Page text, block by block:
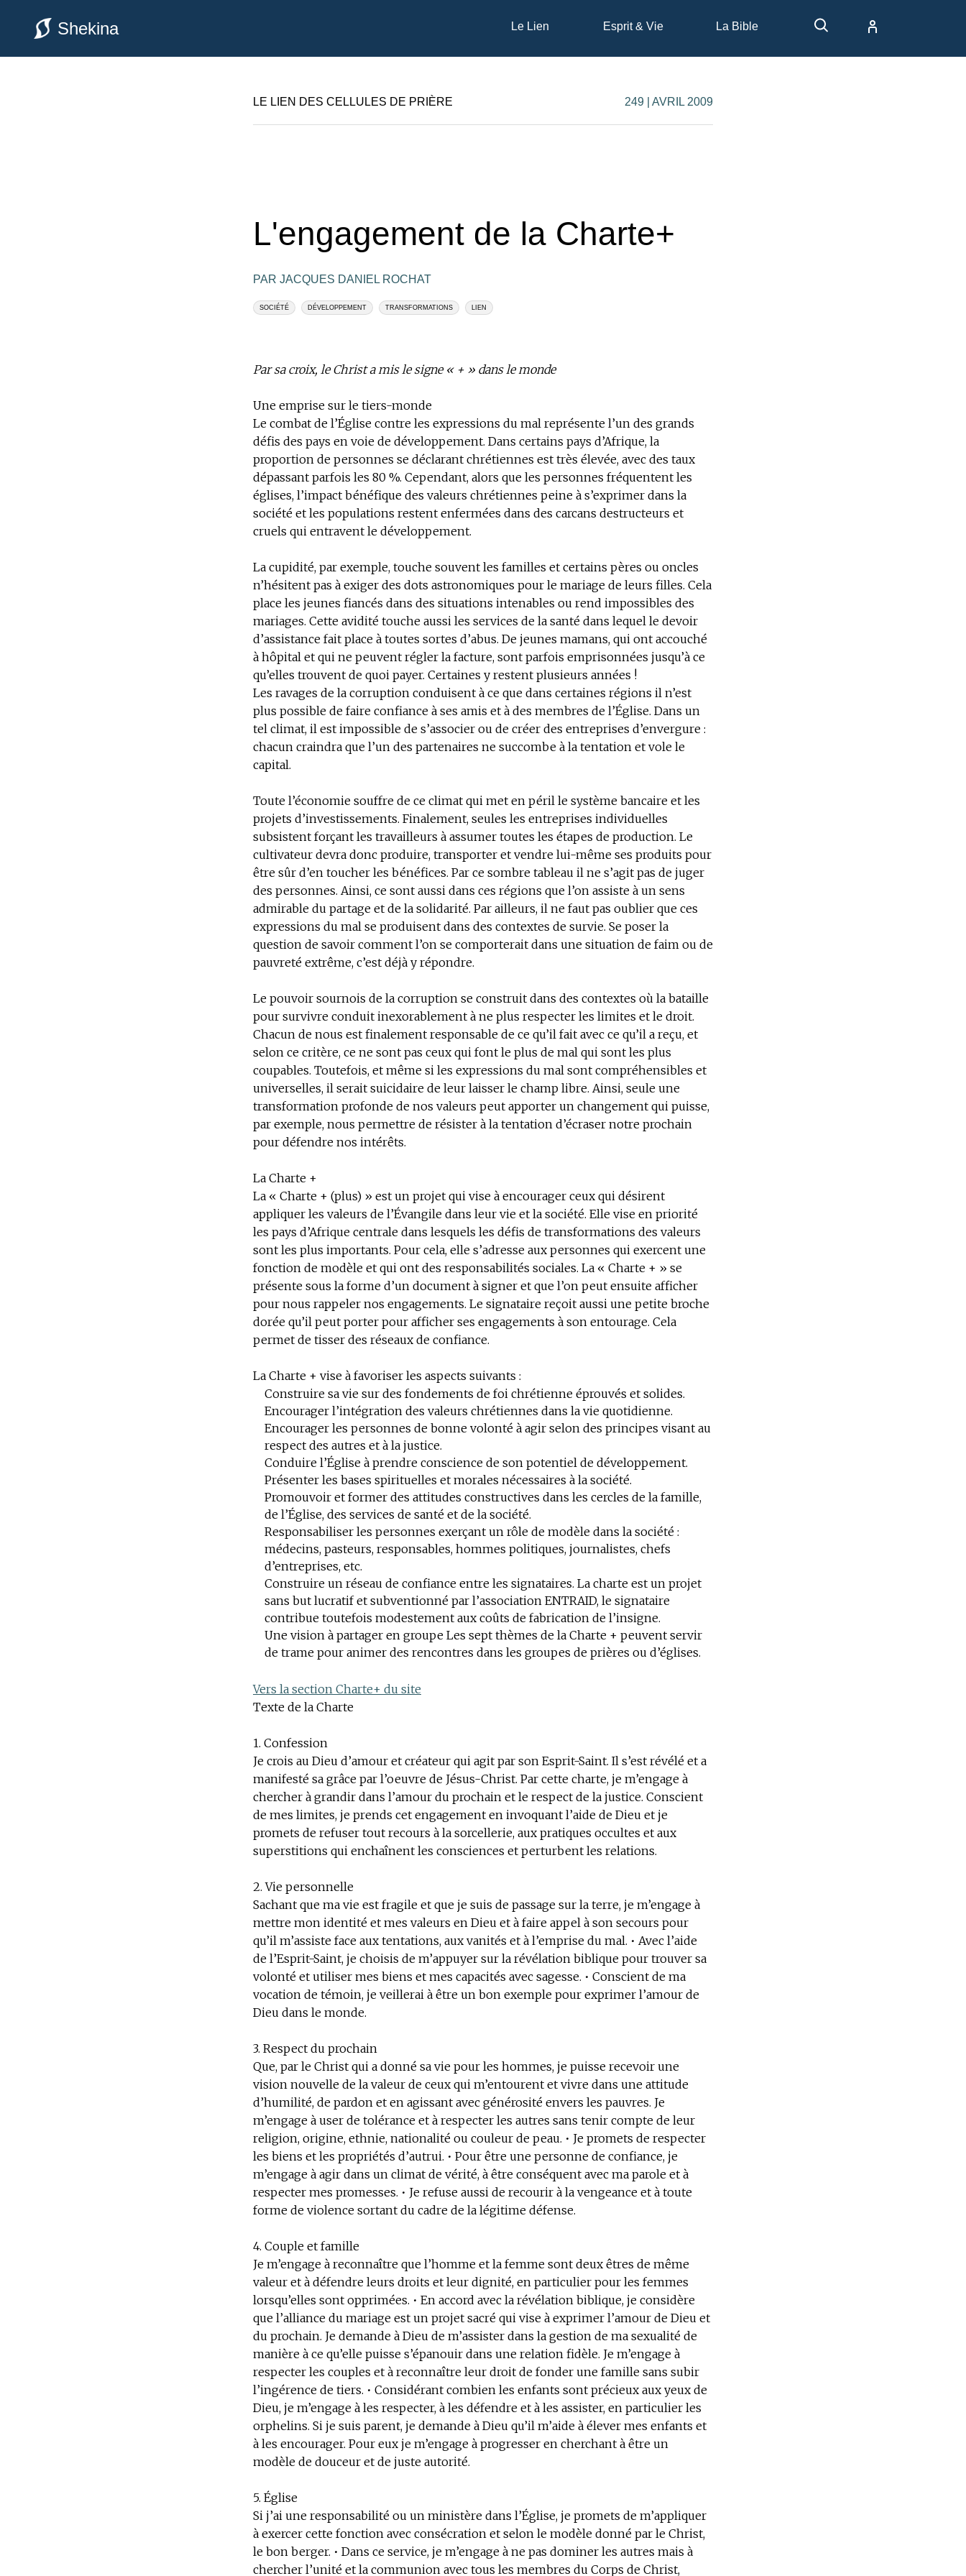
Shekina Le Lien Esprit & Vie La Bible
LE LIEN DES CELLULES DE PRIÈRE 249 | AVRIL 2009
L'engagement de la Charte+
PAR JACQUES DANIEL ROCHAT
SOCIÉTÉ DÉVELOPPEMENT TRANSFORMATIONS LIEN
Par sa croix, le Christ a mis le signe « + » dans le monde
Une emprise sur le tiers-monde
Le combat de l’Église contre les expressions du mal représente l’un des grands
défis des pays en voie de développement. Dans certains pays d’Afrique, la
proportion de personnes se déclarant chrétiennes est très élevée, avec des taux
dépassant parfois les 80 %. Cependant, alors que les personnes fréquentent les
églises, l’impact bénéfique des valeurs chrétiennes peine à s’exprimer dans la
société et les populations restent enfermées dans des carcans destructeurs et
cruels qui entravent le développement.
La cupidité, par exemple, touche souvent les familles et certains pères ou oncles
n’hésitent pas à exiger des dots astronomiques pour le mariage de leurs filles. Cela
place les jeunes fiancés dans des situations intenables ou rend impossibles des
mariages. Cette avidité touche aussi les services de la santé dans lequel le devoir
d’assistance fait place à toutes sortes d’abus. De jeunes mamans, qui ont accouché
à hôpital et qui ne peuvent régler la facture, sont parfois emprisonnées jusqu’à ce
qu’elles trouvent de quoi payer. Certaines y restent plusieurs années !
Les ravages de la corruption conduisent à ce que dans certaines régions il n’est
plus possible de faire confiance à ses amis et à des membres de l’Église. Dans un
tel climat, il est impossible de s’associer ou de créer des entreprises d’envergure :
chacun craindra que l’un des partenaires ne succombe à la tentation et vole le
capital.
Toute l’économie souffre de ce climat qui met en péril le système bancaire et les
projets d’investissements. Finalement, seules les entreprises individuelles
subsistent forçant les travailleurs à assumer toutes les étapes de production. Le
cultivateur devra donc produire, transporter et vendre lui-même ses produits pour
être sûr d’en toucher les bénéfices. Par ce sombre tableau il ne s’agit pas de juger
des personnes. Ainsi, ce sont aussi dans ces régions que l’on assiste à un sens
admirable du partage et de la solidarité. Par ailleurs, il ne faut pas oublier que ces
expressions du mal se produisent dans des contextes de survie. Se poser la
question de savoir comment l’on se comporterait dans une situation de faim ou de
pauvreté extrême, c’est déjà y répondre.
Le pouvoir sournois de la corruption se construit dans des contextes où la bataille
pour survivre conduit inexorablement à ne plus respecter les limites et le droit.
Chacun de nous est finalement responsable de ce qu’il fait avec ce qu’il a reçu, et
selon ce critère, ce ne sont pas ceux qui font le plus de mal qui sont les plus
coupables. Toutefois, et même si les expressions du mal sont compréhensibles et
universelles, il serait suicidaire de leur laisser le champ libre. Ainsi, seule une
transformation profonde de nos valeurs peut apporter un changement qui puisse,
par exemple, nous permettre de résister à la tentation d’écraser notre prochain
pour défendre nos intérêts.
La Charte +
La « Charte + (plus) » est un projet qui vise à encourager ceux qui désirent
appliquer les valeurs de l’Évangile dans leur vie et la société. Elle vise en priorité
les pays d’Afrique centrale dans lesquels les défis de transformations des valeurs
sont les plus importants. Pour cela, elle s’adresse aux personnes qui exercent une
fonction de modèle et qui ont des responsabilités sociales. La « Charte + » se
présente sous la forme d’un document à signer et que l’on peut ensuite afficher
pour nous rappeler nos engagements. Le signataire reçoit aussi une petite broche
dorée qu’il peut porter pour afficher ses engagements à son entourage. Cela
permet de tisser des réseaux de confiance.
La Charte + vise à favoriser les aspects suivants :
Construire sa vie sur des fondements de foi chrétienne éprouvés et solides.
Encourager l’intégration des valeurs chrétiennes dans la vie quotidienne.
Encourager les personnes de bonne volonté à agir selon des principes visant au
respect des autres et à la justice.
Conduire l’Église à prendre conscience de son potentiel de développement.
Présenter les bases spirituelles et morales nécessaires à la société.
Promouvoir et former des attitudes constructives dans les cercles de la famille,
de l’Église, des services de santé et de la société.
Responsabiliser les personnes exerçant un rôle de modèle dans la société :
médecins, pasteurs, responsables, hommes politiques, journalistes, chefs
d’entreprises, etc.
Construire un réseau de confiance entre les signataires. La charte est un projet
sans but lucratif et subventionné par l’association ENTRAID, le signataire
contribue toutefois modestement aux coûts de fabrication de l’insigne.
Une vision à partager en groupe Les sept thèmes de la Charte + peuvent servir
de trame pour animer des rencontres dans les groupes de prières ou d’églises.
Vers la section Charte+ du site
Texte de la Charte
1. Confession
Je crois au Dieu d’amour et créateur qui agit par son Esprit-Saint. Il s’est révélé et a
manifesté sa grâce par l’oeuvre de Jésus-Christ. Par cette charte, je m’engage à
chercher à grandir dans l’amour du prochain et le respect de la justice. Conscient
de mes limites, je prends cet engagement en invoquant l’aide de Dieu et je
promets de refuser tout recours à la sorcellerie, aux pratiques occultes et aux
superstitions qui enchaînent les consciences et perturbent les relations.
2. Vie personnelle
Sachant que ma vie est fragile et que je suis de passage sur la terre, je m’engage à
mettre mon identité et mes valeurs en Dieu et à faire appel à son secours pour
qu’il m’assiste face aux tentations, aux vanités et à l’emprise du mal. • Avec l’aide
de l’Esprit-Saint, je choisis de m’appuyer sur la révélation biblique pour trouver sa
volonté et utiliser mes biens et mes capacités avec sagesse. • Conscient de ma
vocation de témoin, je veillerai à être un bon exemple pour exprimer l’amour de
Dieu dans le monde.
3. Respect du prochain
Que, par le Christ qui a donné sa vie pour les hommes, je puisse recevoir une
vision nouvelle de la valeur de ceux qui m’entourent et vivre dans une attitude
d’humilité, de pardon et en agissant avec générosité envers les pauvres. Je
m’engage à user de tolérance et à respecter les autres sans tenir compte de leur
religion, origine, ethnie, nationalité ou couleur de peau. • Je promets de respecter
les biens et les propriétés d’autrui. • Pour être une personne de confiance, je
m’engage à agir dans un climat de vérité, à être conséquent avec ma parole et à
respecter mes promesses. • Je refuse aussi de recourir à la vengeance et à toute
forme de violence sortant du cadre de la légitime défense.
4. Couple et famille
Je m’engage à reconnaître que l’homme et la femme sont deux êtres de même
valeur et à défendre leurs droits et leur dignité, en particulier pour les femmes
lorsqu’elles sont opprimées. • En accord avec la révélation biblique, je considère
que l’alliance du mariage est un projet sacré qui vise à exprimer l’amour de Dieu et
du prochain. Je demande à Dieu de m’assister dans la gestion de ma sexualité de
manière à ce qu’elle puisse s’épanouir dans une relation fidèle. Je m’engage à
respecter les couples et à reconnaître leur droit de fonder une famille sans subir
l’ingérence de tiers. • Considérant combien les enfants sont précieux aux yeux de
Dieu, je m’engage à les respecter, à les défendre et à les assister, en particulier les
orphelins. Si je suis parent, je demande à Dieu qu’il m’aide à élever mes enfants et
à les encourager. Pour eux je m’engage à progresser en cherchant à être un
modèle de douceur et de juste autorité.
5. Église
Si j’ai une responsabilité ou un ministère dans l’Église, je promets de m’appliquer
à exercer cette fonction avec consécration et selon le modèle donné par le Christ,
le bon berger. • Dans ce service, je m’engage à ne pas dominer les autres mais à
chercher l’unité et la communion avec tous les membres du Corps de Christ,